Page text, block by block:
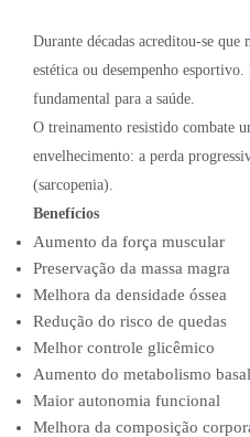
Durante décadas acreditou-se que
estética ou desempenho esportivo.
fundamental para a saúde.
O treinamento resistido combate
envelhecimento: a perda
(sarcopenia).
Benefícios
Aumento da força muscular
Preservação da massa magra
Melhora da densidade óssea
Redução do risco de quedas
Melhor controle glicêmico
Aumento do metabolismo basal
Maior autonomia funcional
Melhora da composição